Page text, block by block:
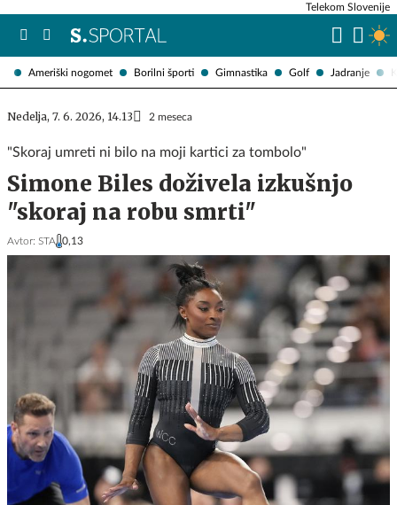
Ameriški nogomet Borilni športi Gimnastika Golf Jadranje
Telekom Slovenije
Nedelja, 7. 6. 2026, 14.13 2 meseca
"Skoraj umreti ni bilo na moji kartici za tombolo"
Simone Biles doživela izkušnjo
"skoraj na robu smrti"
Avtor: STA 0,13